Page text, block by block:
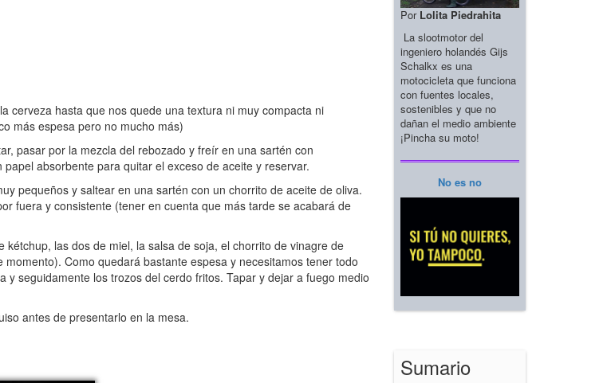
hasta que nos quede una textura ni muy compacta ni
más espesa pero no mucho más)
pasar por la mezcla del rebozado y freír en una sartén con
absorbente para quitar el exceso de aceite y reservar.
pequeños y saltear en una sartén con un chorrito de aceite de oliva.
fuera y consistente (tener en cuenta que más tarde se acabará de
las dos de miel, la salsa de soja, el chorrito de vinagre de
Como quedará bastante espesa y necesitamos tener todo
seguidamente los trozos del cerdo fritos. Tapar y dejar a fuego medio
antes de presentarlo en la mesa.
Por Lolita Piedrahita
La slootmotor del
ingeniero holandés Gijs
Schalkx es una
motocicleta que funciona
con fuentes locales,
sostenibles y que no
dañan el medio ambiente
¡Pincha su moto!
No es no
Sumario